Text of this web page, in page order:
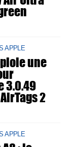
APPLE
une
3.0.49
2
APPLE